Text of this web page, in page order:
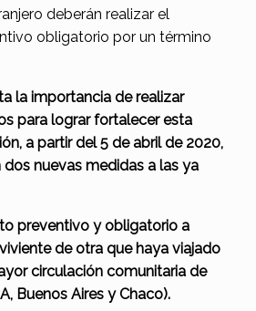
deberán realizar el
obligatorio por un término
la importancia de realizar
para lograr fortalecer esta
a partir del 5 de abril de 2020,
nuevas medidas a las ya
preventivo y obligatorio a
de otra que haya viajado
circulación comunitaria de
Buenos Aires y Chaco).